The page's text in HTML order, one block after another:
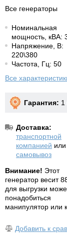
Все генераторы
Номинальная
мощность, кВА:
Напряжение, В:
220\380
Частота, Гц: 50
Все
Гарантия: 1
Доставка:
транспортной
компанией или
самовывоз
Внимание! Этот
генератор весит
для выгрузки
понадобиться
манипулятор или
Добавить к